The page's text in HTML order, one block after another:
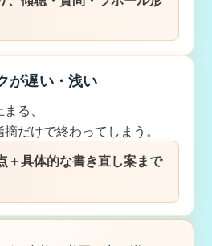
が遅い・浅い
る、
だけで終わってしまう。
＋具体的な書き直し案まで